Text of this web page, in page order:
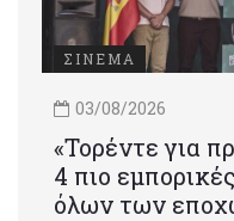
ΣΙΝΕΜΑ
03/08/2026
«Τορέντε για
4 πιο
όλων των